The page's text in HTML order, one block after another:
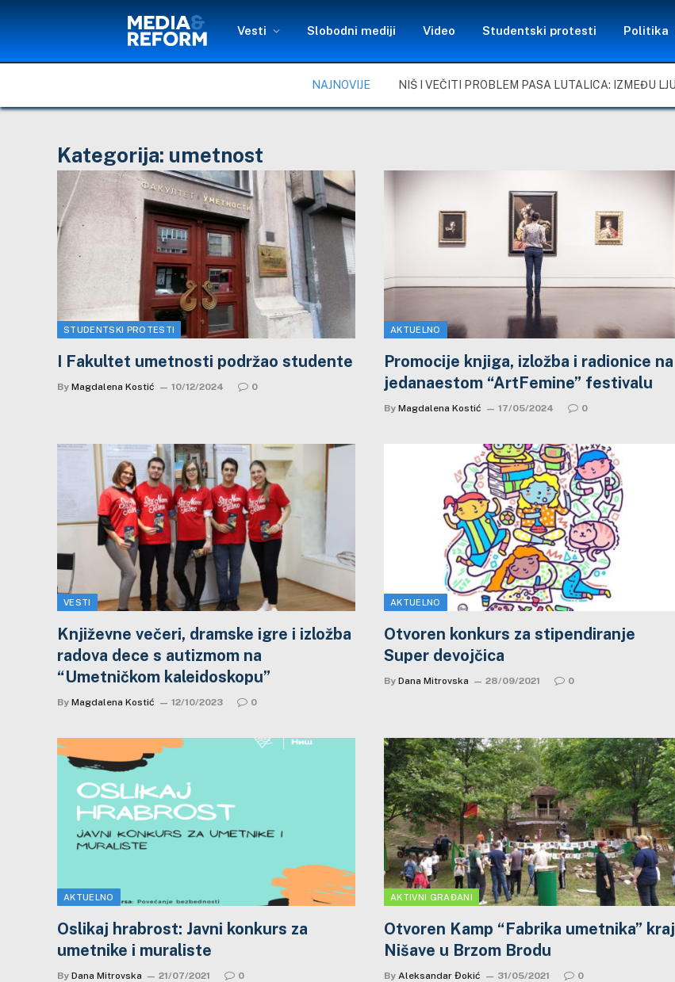
Vesti Slobodni mediji Video Studentski protesti Politika
NAJNOVIJE
Kategorija: umetnost
STUDENTSKI PROTESTI
I Fakultet umetnosti podržao studente
By Magdalena Kostić 10/12/2024 0
AKTUELNO
Promocije knjiga, izložba i radionice na
jedanaestom “ArtFemine” festivalu
By Magdalena Kostić 17/05/2024 0
VESTI
Književne večeri, dramske igre i izložba
radova dece s autizmom na
“Umetničkom kaleidoskopu”
By Magdalena Kostić 12/10/2023 0
AKTUELNO
Otvoren konkurs za stipendiranje
Super devojčica
By Dana Mitrovska 28/09/2021 0
AKTUELNO
Oslikaj hrabrost: Javni konkurs za
umetnike i muraliste
By Dana Mitrovska 21/07/2021 0
AKTIVNI GRAĐANI
Otvoren Kamp “Fabrika umetnika” kraj
Nišave u Brzom Brodu
By Aleksandar Đokić 31/05/2021 0